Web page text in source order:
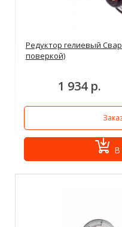
Редуктор гелиевый
поверкой)
1 934 р.